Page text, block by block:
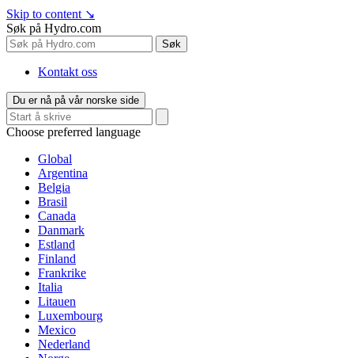
Skip to content ↘
Søk på Hydro.com
Søk
Kontakt oss
Du er nå på vår norske side
Choose preferred language
Global
Argentina
Belgia
Brasil
Canada
Danmark
Estland
Finland
Frankrike
Italia
Litauen
Luxembourg
Mexico
Nederland